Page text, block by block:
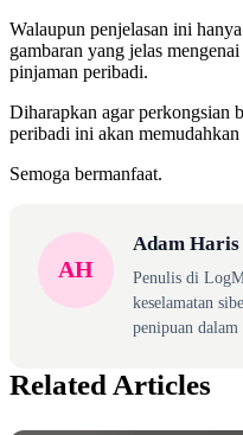
Walaupun penjelasan ini
gambaran yang jelas
pinjaman peribadi.
Diharapkan agar perkongsian
peribadi ini akan
Semoga bermanfaat.
AH
Adam Haris
Penulis di
keselamatan
penipuan dalam
Related Articles